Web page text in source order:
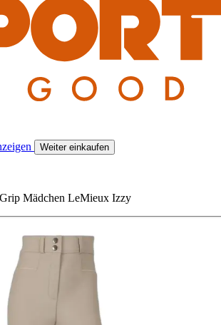
Weiter einkaufen
Mädchen LeMieux Izzy